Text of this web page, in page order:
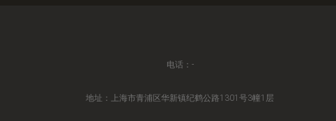
电话：-
地址：上海市青浦区华新镇纪鹤公路1301号3幢1层